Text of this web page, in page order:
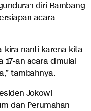
diri Bambang
acara
kira nanti karena kita
17-an acara dimulai
tambahnya.
Jokowi
dan Perumahan